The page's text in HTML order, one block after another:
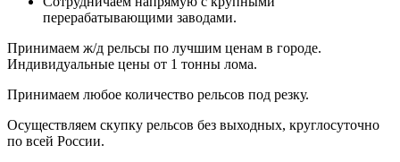
перерабатывающими заводами.
Принимаем ж/д рельсы по лучшим ценам в городе.
Индивидуальные цены от 1 тонны лома.
Принимаем любое количество рельсов под резку.
Осуществляем скупку рельсов без выходных, круглосуточно
по всей России.